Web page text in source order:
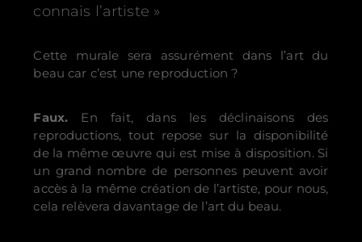
connais l’artiste »
Cette murale sera assurément dans l’art du
beau car c’est une reproduction ?
Faux. En fait, dans les déclinaisons des
reproductions, tout repose sur la disponibilité
de la même œuvre qui est mise à disposition. Si
un grand nombre de personnes peuvent avoir
accès à la même création de l’artiste, pour nous,
cela relèvera davantage de l’art du beau.